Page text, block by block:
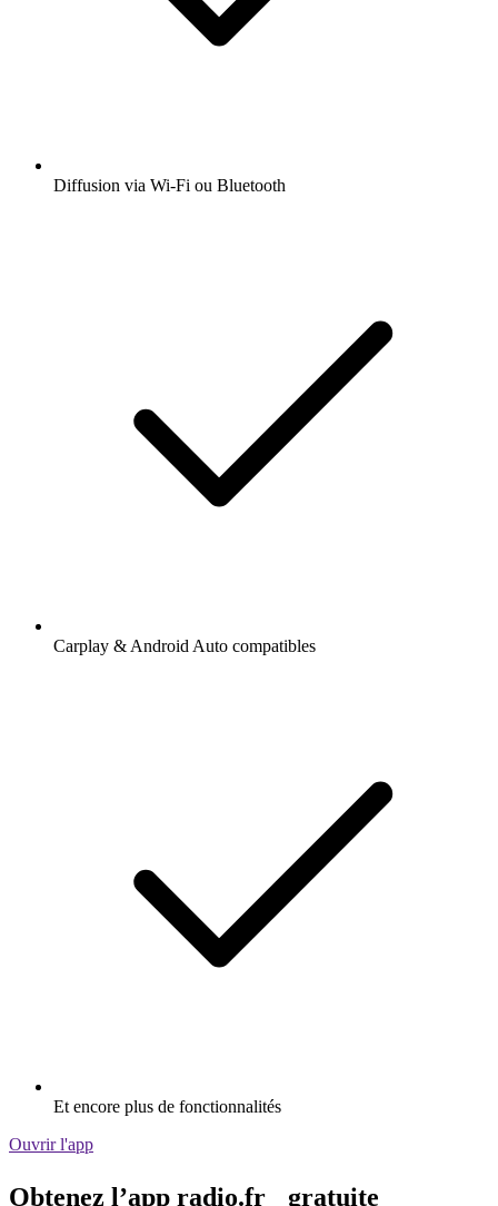
Diffusion via Wi-Fi ou Bluetooth
Carplay & Android Auto compatibles
Et encore plus de fonctionnalités
Ouvrir l'app
Obtenez l’app radio.fr gratuite